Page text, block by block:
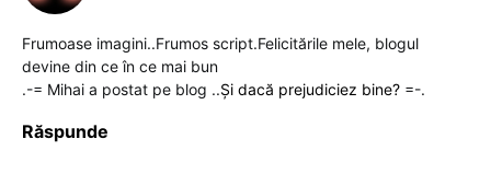
Frumoase imagini..Frumos script.Felicitările mele, blogul
devine din ce în ce mai bun
.-= Mihai a postat pe blog ..Și dacă prejudiciez bine? =-.
Răspunde